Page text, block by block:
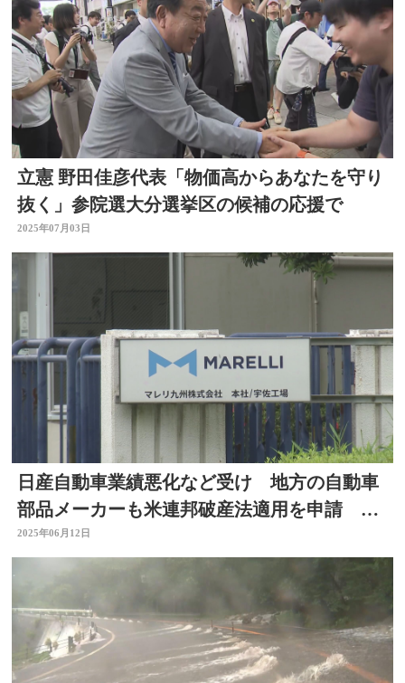
立憲 野田佳彦代表「物価高からあなたを守り
抜く」参院選大分選挙区の候補の応援で
2025年07月03日
日産自動車業績悪化など受け 地方の自動車
部品メーカーも米連邦破産法適用を申請
大分
2025年06月12日